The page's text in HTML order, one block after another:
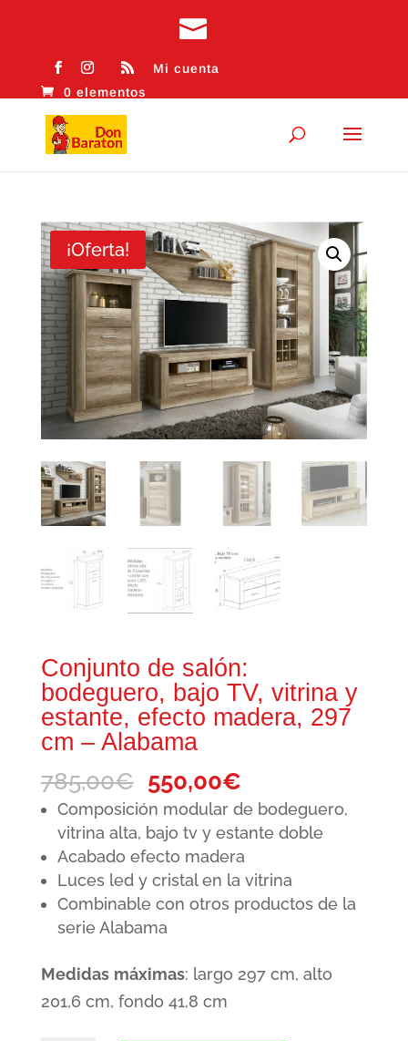
Mi cuenta
0 elementos
¡Oferta!
Conjunto de salón:
bodeguero, bajo TV, vitrina y
estante, efecto madera, 297
cm – Alabama
785,00€ El
precio
original
era:
785,00€.
550,00€El
precio
actual
es:
550,00€.
Composición modular de bodeguero,
vitrina alta, bajo tv y estante doble
Acabado efecto madera
Luces led y cristal en la vitrina
Combinable con otros productos de la
serie Alabama
Medidas máximas: largo 297 cm, alto
201,6 cm, fondo 41,8 cm